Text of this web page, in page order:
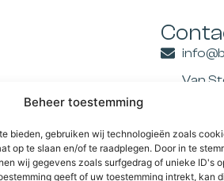
Beheer toestemming
bieden, gebruiken wij technologieën zoals
op te slaan en/of te raadplegen. Door in te
wij gegevens zoals surfgedrag of unieke ID's
geeft of uw toestemming intrekt, kan
CLUB
Van